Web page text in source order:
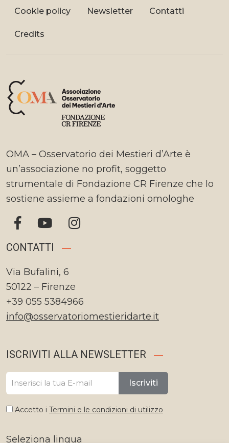
Cookie policy Newsletter Contatti
Credits
OMA – Osservatorio dei Mestieri d’Arte è
un’associazione no profit, soggetto
strumentale di Fondazione CR Firenze che lo
sostiene assieme a fondazioni omologhe
CONTATTI
Via Bufalini, 6
50122 – Firenze
+39 055 5384966
info@osservatoriomestieridarte.it
ISCRIVITI ALLA NEWSLETTER
Iscriviti
Accetto i Termini e le condizioni di utilizzo
Seleziona lingua